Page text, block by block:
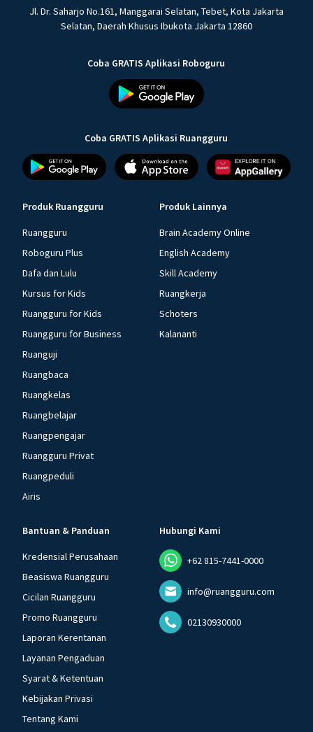
Jl. Dr. Saharjo No.161, Manggarai Selatan, Tebet, Kota Jakarta
Selatan, Daerah Khusus Ibukota Jakarta 12860
Coba GRATIS Aplikasi Roboguru
Coba GRATIS Aplikasi Ruangguru
Produk Ruangguru
Ruangguru
Roboguru Plus
Dafa dan Lulu
Kursus for Kids
Ruangguru for Kids
Ruangguru for Business
Ruanguji
Ruangbaca
Ruangkelas
Ruangbelajar
Ruangpengajar
Ruangguru Privat
Ruangpeduli
Airis
Produk Lainnya
Brain Academy Online
English Academy
Skill Academy
Ruangkerja
Schoters
Kalananti
Bantuan & Panduan
Kredensial Perusahaan
Beasiswa Ruangguru
Cicilan Ruangguru
Promo Ruangguru
Laporan Kerentanan
Layanan Pengaduan
Syarat & Ketentuan
Kebijakan Privasi
Tentang Kami
Hubungi Kami
+62 815-7441-0000
info@ruangguru.com
02130930000